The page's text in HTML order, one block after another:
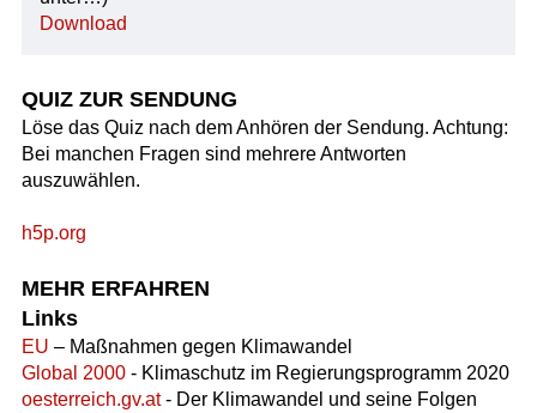
Download
QUIZ ZUR SENDUNG
Löse das Quiz nach dem Anhören der Sendung. Achtung:
Bei manchen Fragen sind mehrere Antworten
auszuwählen.
h5p.org
MEHR ERFAHREN
Links
EU – Maßnahmen gegen Klimawandel
Global 2000- Klimaschutz im Regierungsprogramm 2020
oesterreich.gv.at- Der Klimawandel und seine Folgen